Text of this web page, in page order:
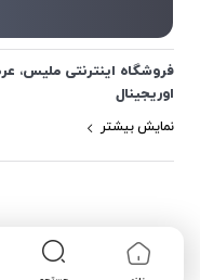
فروشگاه اینترنتی ملیس،
اوریجینال
نمایش بیشتر